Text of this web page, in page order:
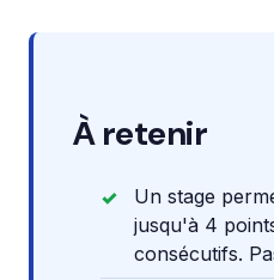
À retenir
Un stage
jusqu'à 4
consécutifs.